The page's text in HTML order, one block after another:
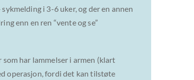
i 3-6 uker, og der en annen
enn en ren “vente og se”
har lammelser i armen (klart
operasjon, fordi det kan tilstøte